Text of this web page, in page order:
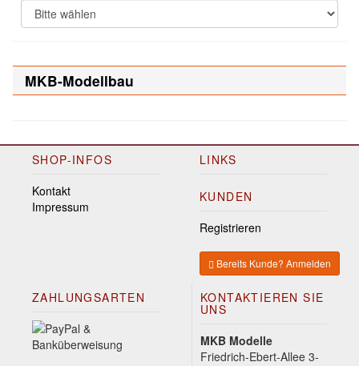
MKB-Modellbau
SHOP-INFOS
Kontakt
Impressum
LINKS
KUNDEN
Registrieren
Bereits Kunde? Anmelden
ZAHLUNGSARTEN KONTAKTIEREN SIE
UNS
MKB Modelle
Friedrich-Ebert-Allee 3-